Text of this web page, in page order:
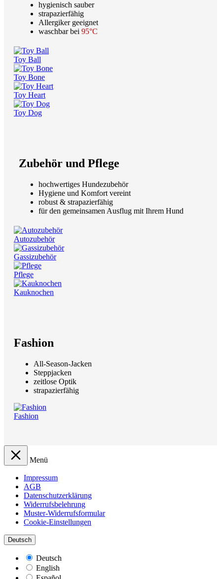
hygienisch sauber
strapazierfähig
Allergiker geeignet
waschbar bei 95°C
Toy Ball
Toy Bone
Toy Heart
Toy Dog
Zubehör und Pflege
hochwertiges Hundezubehör
Hygiene und Komfort vereint
robust & strapazierfähig
für den gemeinsamen Ausflug mit Ihrem Hund
Autozubehör
Gassizubehör
Pflege
Kauknochen
Fashion
All-Season-Jacken
Steppjacken
zeitlose Optik
strapazierfähig
Fashion
Menü
Impressum
AGB
Datenschutzerklärung
Widerrufsbelehrung
Muster-Widerrufsformular
Cookie-Einstellungen
Deutsch
Deutsch
English